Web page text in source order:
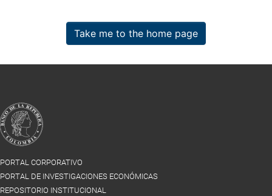
Take me to the home page
PORTAL CORPORATIVO
PORTAL DE INVESTIGACIONES ECONÓMICAS
REPOSITORIO INSTITUCIONAL